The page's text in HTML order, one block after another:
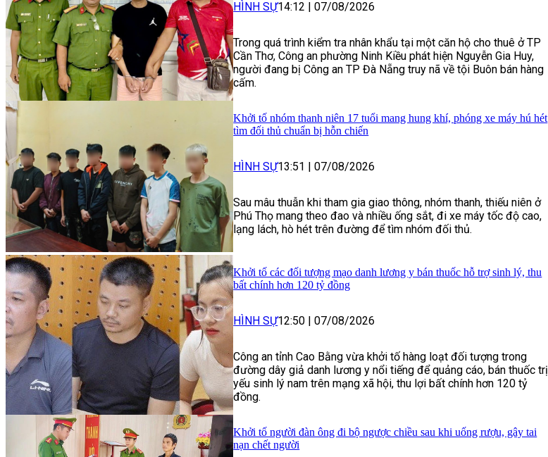
HÌNH SỰ14:12 | 07/08/2026
Trong quá trình kiểm tra nhân khẩu tại một căn hộ cho thuê ở TP
Cần Thơ, Công an phường Ninh Kiều phát hiện Nguyễn Gia Huy,
người đang bị Công an TP Đà Nẵng truy nã về tội Buôn bán hàng
cấm.
Khởi tố nhóm thanh niên 17 tuổi mang hung khí, phóng xe máy hú hét
tìm đối thủ chuẩn bị hỗn chiến
HÌNH SỰ13:51 | 07/08/2026
Sau mâu thuẫn khi tham gia giao thông, nhóm thanh, thiếu niên ở
Phú Thọ mang theo đao và nhiều ống sắt, đi xe máy tốc độ cao,
lạng lách, hò hét trên đường để tìm nhóm đối thủ.
Khởi tố các đối tượng mạo danh lương y bán thuốc hỗ trợ sinh lý, thu
bất chính hơn 120 tỷ đồng
HÌNH SỰ12:50 07/08/2026
Công an tỉnh Cao Bằng vừa khởi tố hàng loạt đối tượng trong
đường dây giả danh lương y nổi tiếng để quảng cáo, bán thuốc trị
yếu sinh lý nam trên mạng xã hội, thu lợi bất chính hơn 120 tỷ
đồng.
Khởi tố người đàn ông đi bộ ngược chiều sau khi uống rượu, gây tai
nạn chết người